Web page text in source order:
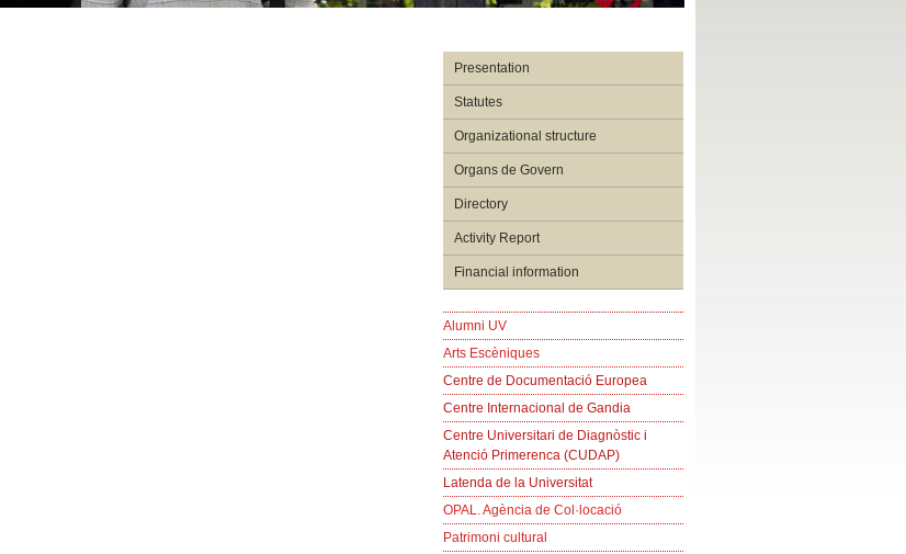
Presentation
Statutes
Organizational structure
Organs de Govern
Directory
Activity Report
Financial information
Alumni UV
Arts Escèniques
Centre de Documentació Europea
Centre Internacional de Gandia
Centre Universitari de Diagnòstic i
Atenció Primerenca (CUDAP)
Latenda de la Universitat
OPAL. Agència de Col·locació
Patrimoni cultural